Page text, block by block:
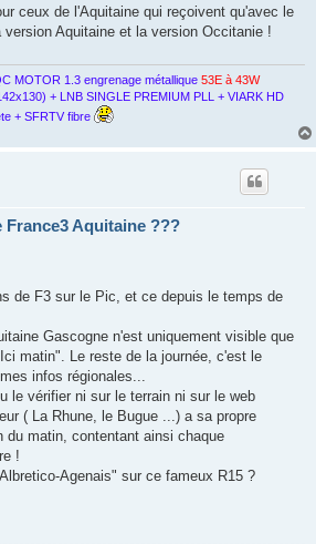
ceux de l'Aquitaine qui reçoivent qu'avec le
Aquitaine et la version Occitanie !
MOTOR 1.3 engrenage métallique 53E à 43W
+ LNB SINGLE PREMIUM PLL + VIARK HD
+ SFRTV fibre
France3 Aquitaine ???
de F3 sur le Pic, et ce depuis le temps de
Gascogne n'est uniquement visible que
matin". Le reste de la journée, c'est le
infos régionales...
le vérifier ni sur le terrain ni sur le web
( La Rhune, le Bugue ...) a sa propre
du matin, contentant ainsi chaque
!
Agenais" sur ce fameux R15 ?